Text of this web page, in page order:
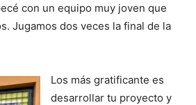
con un equipo muy joven que
Jugamos dos veces la final de la
Los más gratificante es
desarrollar tu proyecto y